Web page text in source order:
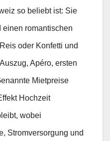
so beliebt ist: Sie
einen romantischen
oder Konfetti und
Apéro, ersten
Mietpreise
Hochzeit
wobei
Stromversorgung und